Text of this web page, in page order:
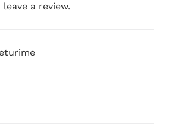
a review.